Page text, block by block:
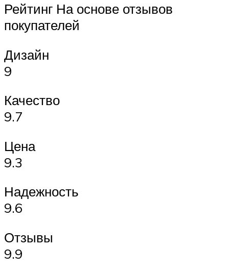
Рейтинг На основе отзывов
покупателей
Дизайн
9
Качество
9.7
Цена
9.3
Надежность
9.6
Отзывы
9.9